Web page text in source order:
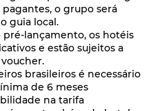
o grupo será
guia local.
pré-lançamento, os hotéis
e estão sujeitos a
brasileiros é necessário
de 6 meses
na tarifa